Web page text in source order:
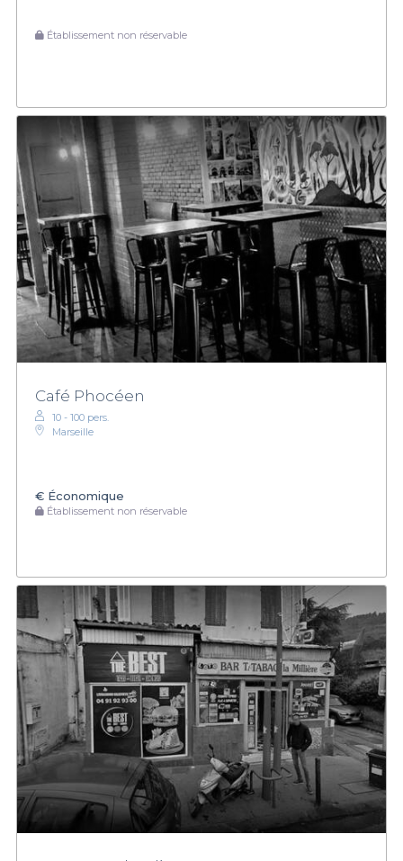
Établissement non réservable
Café Phocéen
10 - 100 pers.
Marseille
€ Économique
Établissement non réservable